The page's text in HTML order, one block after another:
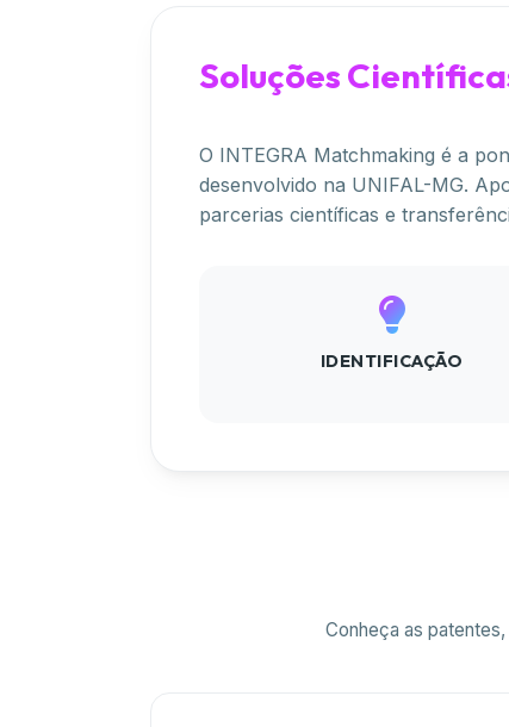
Soluções
O INTEGRA Matchmaking é a
desenvolvido na UNIFAL-MG.
parcerias científicas e
IDENTIFICAÇÃO
Conheça as